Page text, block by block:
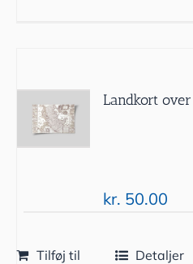
Landkort
kr. 50.00
Tilføj til
Detaljer